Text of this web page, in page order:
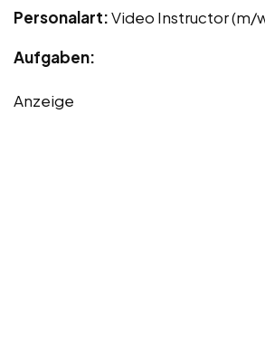
Personalart:Video Instructor (m/
Aufgaben:
Anzeige